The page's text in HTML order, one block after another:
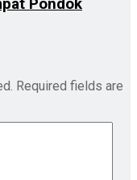
Pondok
Required fields are